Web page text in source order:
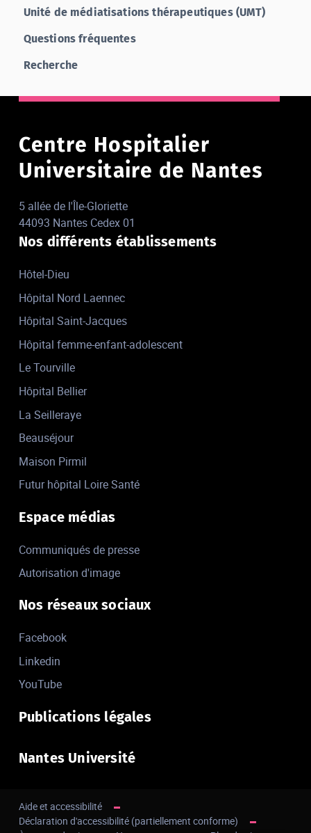
Unité de médiatisations thérapeutiques (UMT)
Questions fréquentes
Recherche
Centre Hospitalier
Universitaire de Nantes
5 allée de l'Île-Gloriette
44093 Nantes Cedex 01
Nos différents établissements
Hôtel-Dieu
Hôpital Nord Laennec
Hôpital Saint-Jacques
Hôpital femme-enfant-adolescent
Le Tourville
Hôpital Bellier
La Seilleraye
Beauséjour
Maison Pirmil
Futur hôpital Loire Santé
Espace médias
Communiqués de presse
Autorisation d'image
Nos réseaux sociaux
Facebook
Linkedin
YouTube
Publications légales
Nantes Université
Aide et accessibilité
Déclaration d'accessibilité (partiellement conforme)